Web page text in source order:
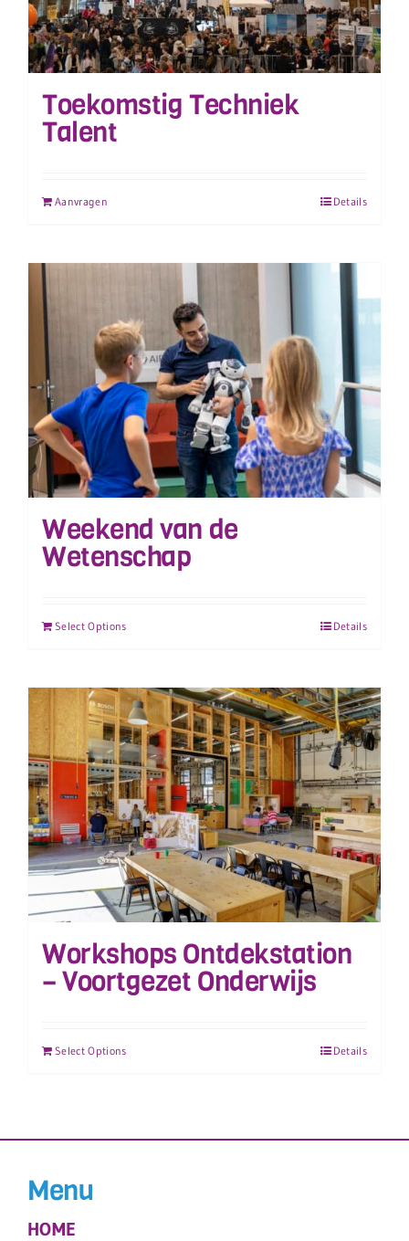
Toekomstig Techniek
Talent
Aanvragen Details
Weekend van de
Wetenschap
Select Options Details
Workshops Ontdekstation
– Voortgezet Onderwijs
Select Options Details
Menu
HOME